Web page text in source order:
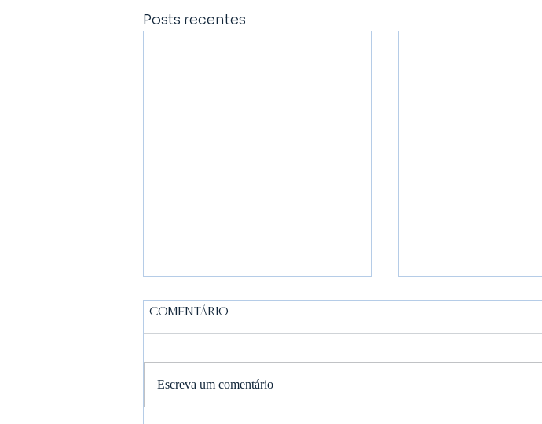
Posts recentes
1 comentário
Escreva um comentário